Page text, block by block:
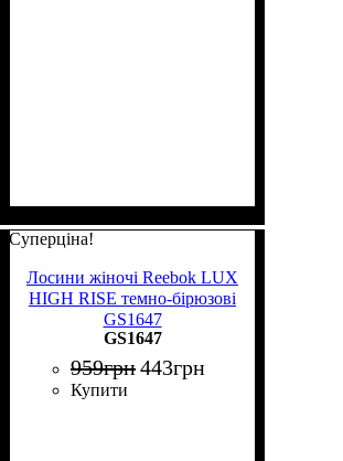
Суперціна!
Лосини жіночі Reebok LUX
HIGH RISE темно-бірюзові
GS1647
GS1647
959грн443грн
Купити